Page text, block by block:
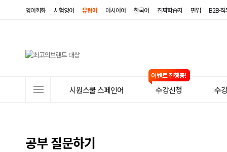
영어회화 시험영어 유럽어 아시아어 한국어 진짜학습지 편입 B2B·
뉴
시원스쿨 스페인어 수강신청 수
공부 질문하기